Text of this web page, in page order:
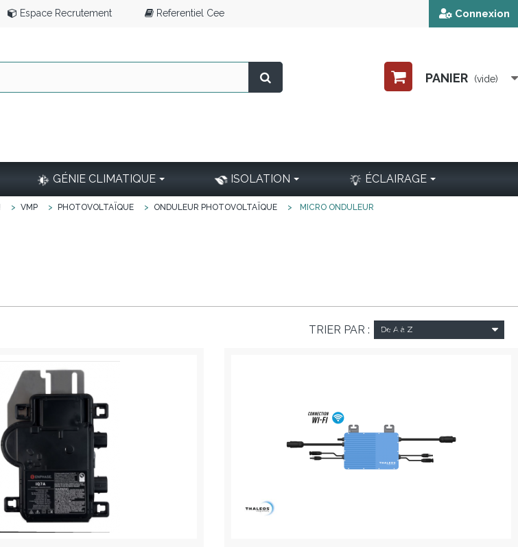
Espace Recrutement Referentiel Cee Connexion
PANIER (vide)
GÉNIE CLIMATIQUE ISOLATION ÉCLAIRAGE
> VMP > PHOTOVOLTAÏQUE > ONDULEUR PHOTOVOLTAÏQUE > MICRO ONDULEUR
TRIER PAR : De A à Z